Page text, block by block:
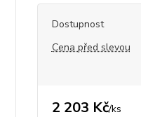
Dostupnost
Cena před slevou
2 203 Kč/ks